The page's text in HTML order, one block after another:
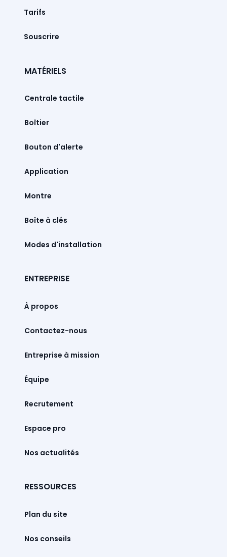
Tarifs
Souscrire
MATÉRIELS
Centrale tactile
Boîtier
Bouton d'alerte
Montre
Boîte à clés
Modes d'installation
ENTREPRISE
À propos
Contactez-nous
Entreprise à mission
Équipe
Recrutement
Espace pro
Nos actualités
RESSOURCES
Plan du site
Nos conseils